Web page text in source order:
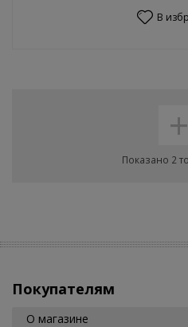
В
+
Показано 2
Покупателям
О магазине